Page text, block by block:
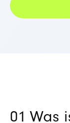
Was